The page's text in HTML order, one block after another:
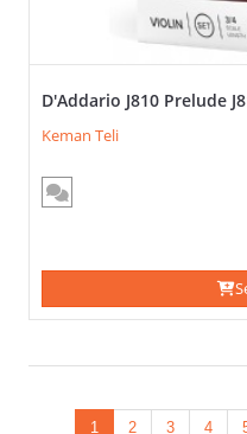
D'Addario J810 Prelude
Keman Teli
1 2 3 4